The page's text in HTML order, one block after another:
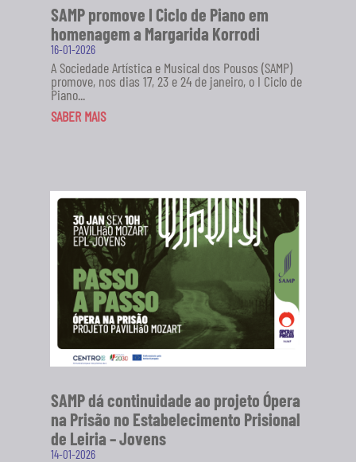
SAMP promove I Ciclo de Piano em
homenagem a Margarida Korrodi
16-01-2026
A Sociedade Artística e Musical dos Pousos (SAMP)
promove, nos dias 17, 23 e 24 de janeiro, o I Ciclo de
Piano...
SABER MAIS
SAMP dá continuidade ao projeto Ópera
na Prisão no Estabelecimento Prisional
de Leiria – Jovens
14-01-2026